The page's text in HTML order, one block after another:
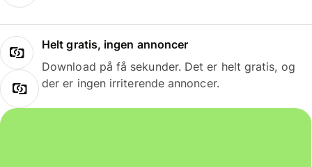
Helt gratis, ingen annoncer
Download på få sekunder. Det er helt gratis, og
der er ingen irriterende annoncer.